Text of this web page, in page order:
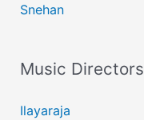
Snehan
Music Directors
Ilayaraja